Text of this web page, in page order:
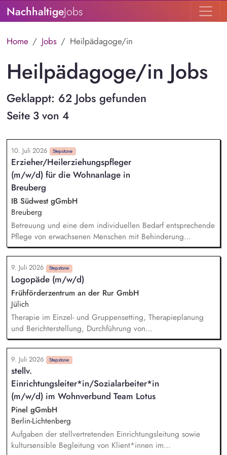
NachhaltigeJobs
Home Jobs Heilpädagoge/in
Heilpädagoge/in Jobs
Geklappt: 62 Jobs gefunden
Seite 3 von 4
10. Juli 2026 Stepstone
Erzieher/Heilerziehungspfleger
(m/w/d) für die Wohnanlage in
Breuberg
IB Südwest gGmbH
Breuberg
Betreuung und eine dem individuellen Bedarf entsprechende
Pflege von erwachsenen Menschen mit Behinderung
Pädagogische Intervention, Begleitung und Unterstützung in
alltäglichen Situationen Medikamentenvergabe und
pflegerische Assistenz Begleitung von medizinischen
Terminen Intervention bei Krisen Einbringen von neuen Ideen
und Ansichten zur Weiterentwicklung der Wohnanlage
Objektive Beobachtung, Evaluation und Dokumentation
9. Juli 2026 Stepstone
Logopäde (m/w/d)
Frühförderzentrum an der Rur GmbH
Jülich
Therapie im Einzel- und Gruppensetting, Therapieplanung
und Berichterstellung, Durchführung von
Entwicklungsdiagnostiken, Elternberatung und Anleitung zur
sprachfördernden Unterstützung im Alltag, Netzwerkarbeit,
enge Zusammenarbeit mit unserem interdisziplinären Team
für eine bestmögliche Förderung der Kinder.
9. Juli 2026 Stepstone
stellv.
Einrichtungsleiter*in/Sozialarbeiter*in
(m/w/d) im Wohnverbund Team Lotus
Pinel gGmbH
Berlin-Lichtenberg
Aufgaben der stellvertretenden Einrichtungsleitung sowie
kultursensible Begleitung von Klient*innen im